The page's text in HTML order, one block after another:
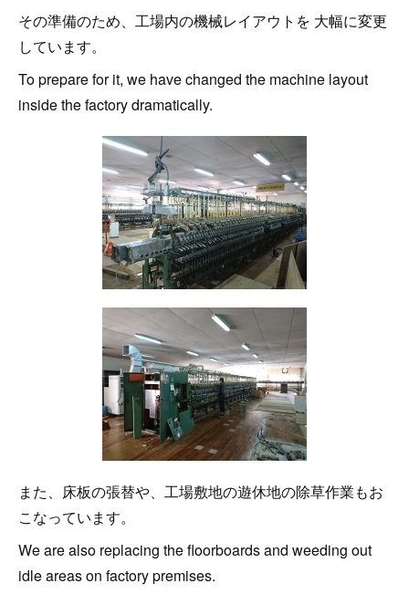
その準備のため、工場内の機械レイアウトを 大幅に変更
しています。
To prepare for it, we have changed the machine layout
inside the factory dramatically.
また、床板の張替や、工場敷地の遊休地の除草作業もお
こなっています。
We are also replacing the floorboards and weeding out
idle areas on factory premises.